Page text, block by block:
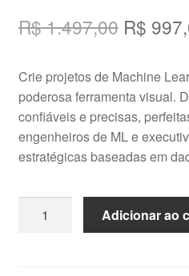
R$1.497,00 O
original
era:
R$
R$
Crie projetos de Machine
poderosa ferramenta visual.
confiáveis e precisas,
engenheiros de ML e
estratégicas baseadas em
Adicionar ao